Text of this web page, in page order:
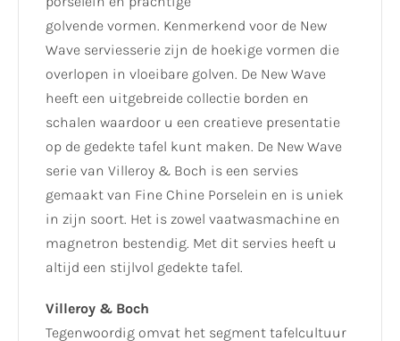
golvende vormen. Kenmerkend voor de New
Wave serviesserie zijn de hoekige vormen die
overlopen in vloeibare golven. De New Wave
heeft een uitgebreide collectie borden en
schalen waardoor u een creatieve presentatie
op de gedekte tafel kunt maken. De New Wave
serie van Villeroy & Boch is een servies
gemaakt van Fine Chine Porselein en is uniek
in zijn soort. Het is zowel vaatwasmachine en
magnetron bestendig. Met dit servies heeft u
altijd een stijlvol gedekte tafel.
Villeroy & Boch
Tegenwoordig omvat het segment tafelcultuur